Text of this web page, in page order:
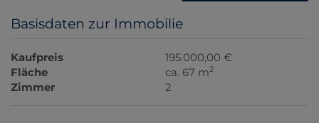
Basisdaten zur Immobilie
Kaufpreis
195.000,00 €
Fläche
ca. 67 m2
Zimmer 2